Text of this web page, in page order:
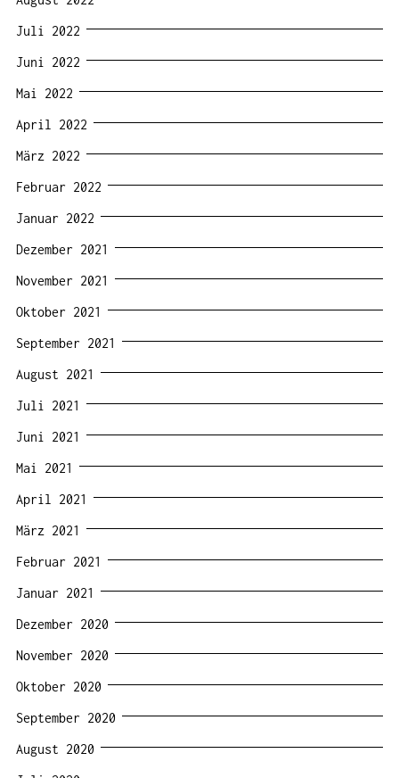
Juli 2022
Juni 2022
Mai 2022
April 2022
März 2022
Februar 2022
Januar 2022
Dezember 2021
November 2021
Oktober 2021
September 2021
August 2021
Juli 2021
Juni 2021
Mai 2021
April 2021
März 2021
Februar 2021
Januar 2021
Dezember 2020
November 2020
Oktober 2020
September 2020
August 2020